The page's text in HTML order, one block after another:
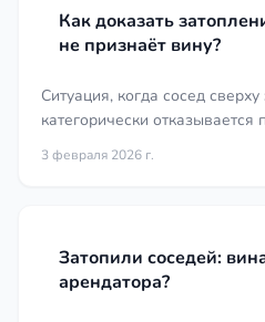
Как доказать
не признаёт вину?
Ситуация, когда сосед
категорически отказывается
подписывать акт, к
правовой точки зрения, это
3 февраля 2026 г.
Затопили соседей:
арендатора?